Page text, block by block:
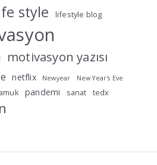
style lifestyle blog
motivasyon yazısı
netflix Newyear New Year's Eve
pandemi sanat tedx